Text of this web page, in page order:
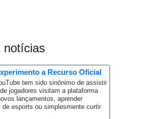
notícias
a Recurso Oficial
tem sido sinônimo de assistir
jogadores visitam a plataforma
lançamentos, aprender
esports ou simplesmente curtir